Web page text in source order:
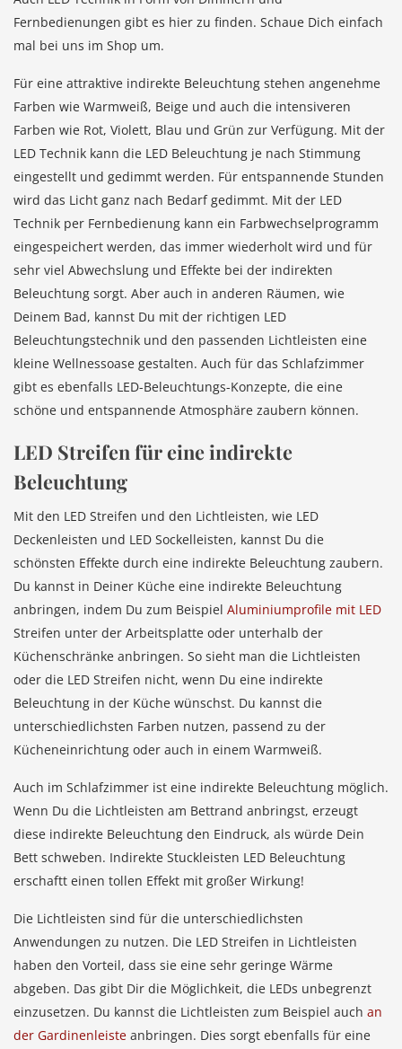
Fernbedienungen gibt es hier zu finden. Schaue Dich einfach
mal bei uns im Shop um.
Für eine attraktive indirekte Beleuchtung stehen angenehme
Farben wie Warmweiß, Beige und auch die intensiveren
Farben wie Rot, Violett, Blau und Grün zur Verfügung. Mit der
LED Technik kann die LED Beleuchtung je nach Stimmung
eingestellt und gedimmt werden. Für entspannende Stunden
wird das Licht ganz nach Bedarf gedimmt. Mit der LED
Technik per Fernbedienung kann ein Farbwechselprogramm
eingespeichert werden, das immer wiederholt wird und für
sehr viel Abwechslung und Effekte bei der indirekten
Beleuchtung sorgt. Aber auch in anderen Räumen, wie
Deinem Bad, kannst Du mit der richtigen LED
Beleuchtungstechnik und den passenden Lichtleisten eine
kleine Wellnessoase gestalten. Auch für das Schlafzimmer
gibt es ebenfalls LED-Beleuchtungs-Konzepte, die eine
schöne und entspannende Atmosphäre zaubern können.
LED Streifen für eine indirekte
Beleuchtung
Mit den LED Streifen und den Lichtleisten, wie LED
Deckenleisten und LED Sockelleisten, kannst Du die
schönsten Effekte durch eine indirekte Beleuchtung zaubern.
Du kannst in Deiner Küche eine indirekte Beleuchtung
anbringen, indem Du zum Beispiel Aluminiumprofile mit LED
Streifen unter der Arbeitsplatte oder unterhalb der
Küchenschränke anbringen. So sieht man die Lichtleisten
oder die LED Streifen nicht, wenn Du eine indirekte
Beleuchtung in der Küche wünschst. Du kannst die
unterschiedlichsten Farben nutzen, passend zu der
Kücheneinrichtung oder auch in einem Warmweiß.
Auch im Schlafzimmer ist eine indirekte Beleuchtung möglich.
Wenn Du die Lichtleisten am Bettrand anbringst, erzeugt
diese indirekte Beleuchtung den Eindruck, als würde Dein
Bett schweben. Indirekte Stuckleisten LED Beleuchtung
erschaftt einen tollen Effekt mit großer Wirkung!
Die Lichtleisten sind für die unterschiedlichsten
Anwendungen zu nutzen. Die LED Streifen in Lichtleisten
haben den Vorteil, dass sie eine sehr geringe Wärme
abgeben. Das gibt Dir die Möglichkeit, die LEDs unbegrenzt
einzusetzen. Du kannst die Lichtleisten zum Beispiel auch an
der Gardinenleiste anbringen. Dies sorgt ebenfalls für eine